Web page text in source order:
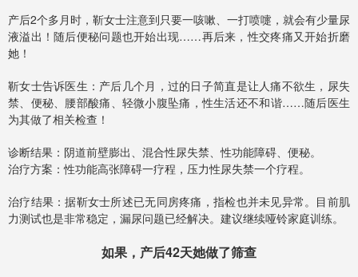
产后2个多月时，靳女士注意到只要一咳嗽、一打喷嚏，就会有少量尿
液溢出！随后便秘问题也开始出现……再后来，性交疼痛又开始折磨
她！
靳女士告诉医生：产后几个月，过的日子简直是让人痛不欲生，尿失
禁、便秘、腰部酸痛、轻微小腹坠痛，性生活还不和谐……随后医生
为其做了相关检查！
诊断结果：阴道前壁膨出、混合性尿失禁、性功能障碍、便秘。
治疗方案：性功能高张障碍一疗程，压力性尿失禁一个疗程。
治疗结果：据靳女士所述已无同房疼痛，指检也并未见异常。目前肌
力测试也是非常稳定，漏尿问题已经解决。建议继续哑铃家庭训练。
如果，产后42天她做了筛查